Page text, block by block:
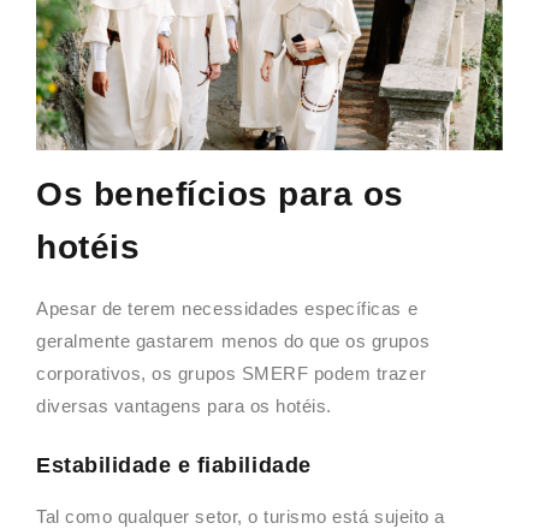
Os benefícios para os
hotéis
Apesar de terem necessidades específicas e
geralmente gastarem menos do que os grupos
corporativos, os grupos SMERF podem trazer
diversas vantagens para os hotéis.
Estabilidade e fiabilidade
Tal como qualquer setor, o turismo está sujeito a